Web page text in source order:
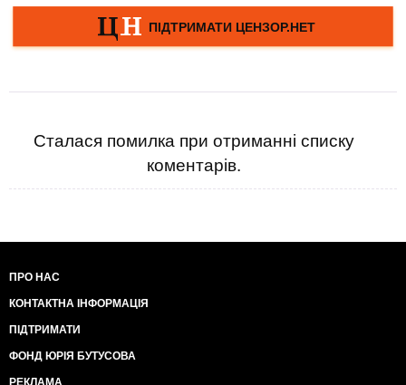
Сталася помилка при отриманні списку
коментарів.
ПРО НАС
КОНТАКТНА ІНФОРМАЦІЯ
ПІДТРИМАТИ
ФОНД ЮРІЯ БУТУСОВА
РЕКЛАМА